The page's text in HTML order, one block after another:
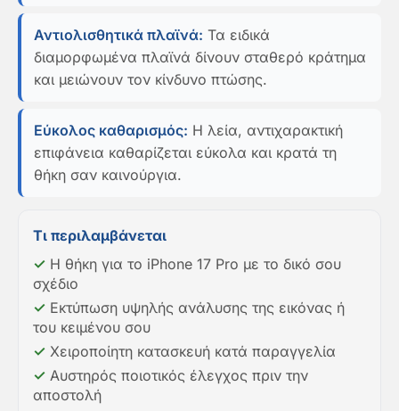
Αντιολισθητικά πλαϊνά: Τα ειδικά
διαμορφωμένα πλαϊνά δίνουν σταθερό κράτημα
και μειώνουν τον κίνδυνο πτώσης.
Εύκολος καθαρισμός: Η λεία, αντιχαρακτική
επιφάνεια καθαρίζεται εύκολα και κρατά τη
θήκη σαν καινούργια.
Τι περιλαμβάνεται
✓ Η θήκη για το iPhone 17 Pro με το δικό σου
σχέδιο
✓ Εκτύπωση υψηλής ανάλυσης της εικόνας ή
του κειμένου σου
✓ Χειροποίητη κατασκευή κατά παραγγελία
✓ Αυστηρός ποιοτικός έλεγχος πριν την
αποστολή